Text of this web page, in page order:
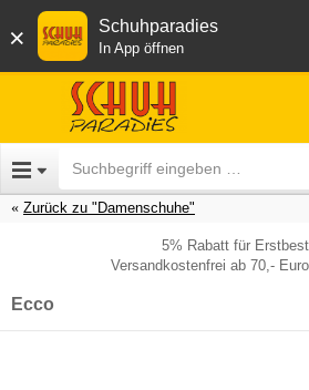
× Schuhparadies
In App öffnen
Zurück zu "Damenschuhe"
5% Rabatt für
Versandkostenfrei ab 70,-
Ecco